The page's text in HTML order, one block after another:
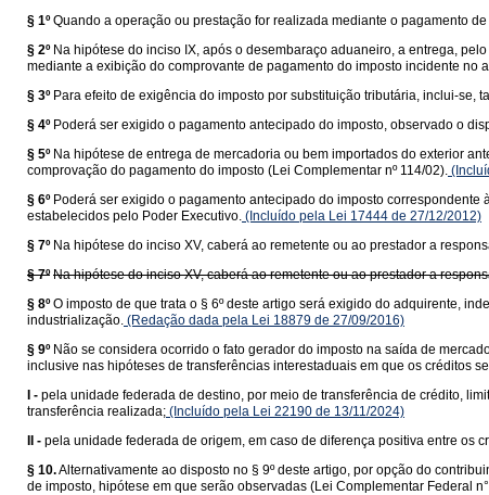
§ 1º Quando a operação ou prestação for realizada mediante o pagamento
§ 2º Na hipótese do inciso IX, após o desembaraço aduaneiro, a entrega,
mediante a exibição do comprovante de pagamento do imposto incidente no
§ 3º Para efeito de exigência do imposto por substituição tributária, inclui-
§ 4º Poderá ser exigido o pagamento antecipado do imposto, observado o
§ 5º Na hipótese de entrega de mercadoria ou bem importados do exterior
comprovação do pagamento do imposto (Lei Complementar nº 114/02).
§ 6º Poderá ser exigido o pagamento antecipado do imposto
estabelecidos pelo Poder Executivo. (Incluído pela Lei 17444 de 27/12/2012)
§ 7º Na hipótese do inciso XV, caberá ao remetente ou ao prestador a
§ 7º Na hipótese do inciso XV, caberá ao remetente ou ao prestador a
§ 8º O imposto de que trata o § 6º deste artigo será exigido do adquirente,
industrialização. (Redação dada pela Lei 18879 de 27/09/2016)
§ 9º Não se considera ocorrido o fato gerador do imposto na saída de
inclusive nas hipóteses de transferências interestaduais em que os créditos
I - pela unidade federada de destino, por meio de transferência de crédito,
transferência realizada; (Incluído pela Lei 22190 de 13/11/2024)
II - pela unidade federada de origem, em caso de diferença positiva entre os
§ 10.Alternativamente ao disposto no § 9º deste artigo, por opção do
de imposto, hipótese em que serão observadas (Lei Complementar Federal